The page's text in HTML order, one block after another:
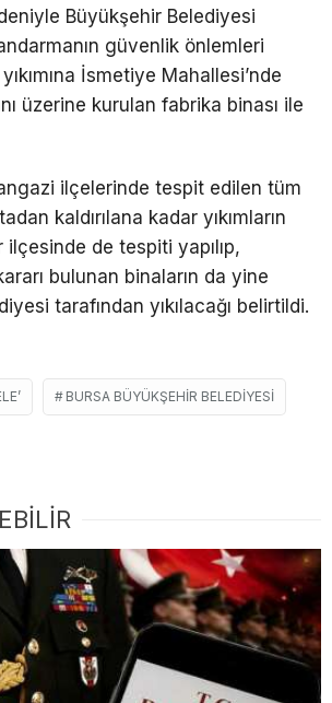
Büyükşehir Belediyesi
güvenlik önlemleri
İsmetiye Mahallesi’nde
üzerine kurulan fabrika binası ile
ilçelerinde tespit edilen tüm
kaldırılana kadar yıkımların
de tespiti yapılıp,
bulunan binaların da yine
tarafından yıkılacağı belirtildi.
BURSA BÜYÜKŞEHIR BELEDIYESI